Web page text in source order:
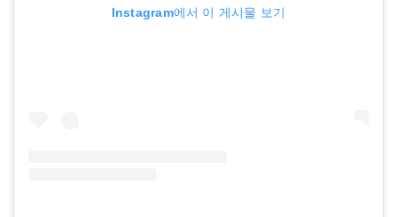
Instagram에서 이 게시물 보기